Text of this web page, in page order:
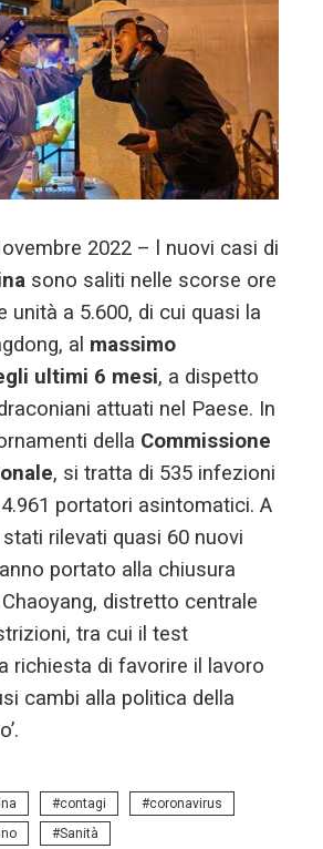
2022 – l nuovi casi di
sono saliti nelle scorse ore
unità a 5.600, di cui quasi la
al massimo
ultimi 6 mesi, a dispetto
attuati nel Paese. In
della Commissione
, si tratta di 535 infezioni
portatori asintomatici. A
rilevati quasi 60 nuovi
portato alla chiusura
distretto centrale
tra cui il test
richiesta di favorire il lavoro
cambi alla politica della
contagi
coronavirus
Sanità